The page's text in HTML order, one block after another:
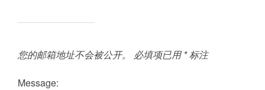
您的邮箱地址不会被公开。 必填项已用 *标注
Message: